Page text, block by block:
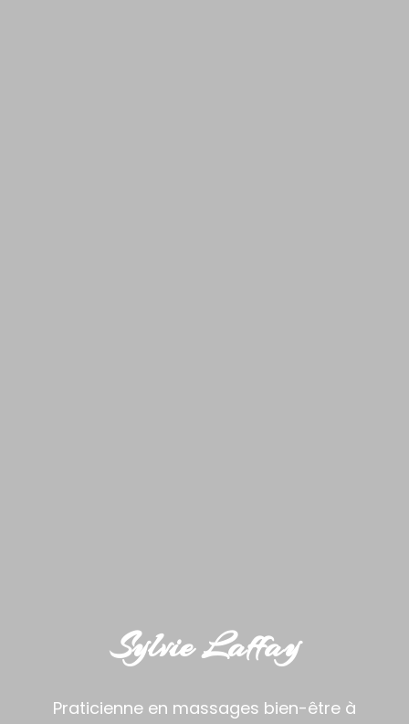
Sylvie Laffay
Praticienne en massages bien-être à